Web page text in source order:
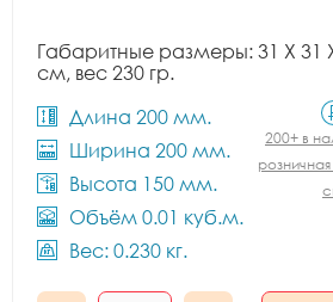
Габаритные размеры: 31 X 31
см, вес 230 гр.
Длина 200 мм.
Ширина 200 мм.
Высота 150 мм.
Объём 0.01 куб.м.
Вес: 0.230 кг.
200+ в